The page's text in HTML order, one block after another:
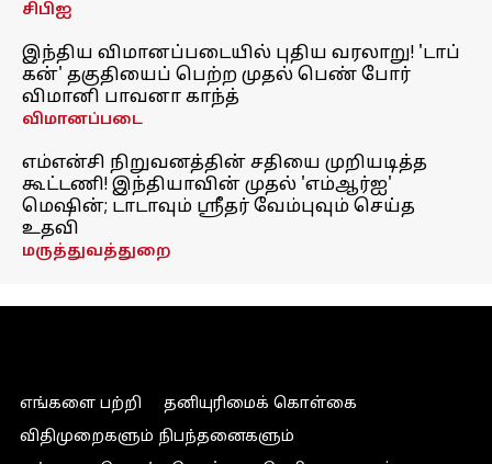
சிபிஐ
இந்திய விமானப்படையில் புதிய வரலாறு! 'டாப்
கன்' தகுதியைப் பெற்ற முதல் பெண் போர்
விமானி பாவனா காந்த்
விமானப்படை
எம்என்சி நிறுவனத்தின் சதியை முறியடித்த
கூட்டணி! இந்தியாவின் முதல் 'எம்ஆர்ஐ'
மெஷின்; டாடாவும் ஸ்ரீதர் வேம்புவும் செய்த
உதவி
மருத்துவத்துறை
எங்களை பற்றி
தனியுரிமைக் கொள்கை
விதிமுறைகளும் நிபந்தனைகளும்